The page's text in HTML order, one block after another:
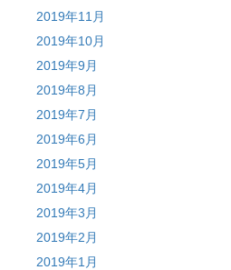
2019年11月
2019年10月
2019年9月
2019年8月
2019年7月
2019年6月
2019年5月
2019年4月
2019年3月
2019年2月
2019年1月